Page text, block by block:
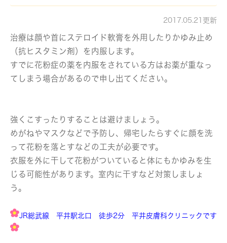
2017.05.21更新
治療は顔や首にステロイド軟膏を外用したりかゆみ止め
（抗ヒスタミン剤）を内服します。
すでに花粉症の薬を内服をされている方はお薬が重なっ
てしまう場合があるので申し出てください。
強くこすったりすることは避けましょう。
めがねやマスクなどで予防し、帰宅したらすぐに顔を洗
って花粉を落とすなどの工夫が必要です。
衣服を外に干して花粉がついていると体にもかゆみを生
じる可能性があります。室内に干すなど対策しましょ
う。
JR総武線 平井駅北口 徒歩2分 平井皮膚科クリニックです